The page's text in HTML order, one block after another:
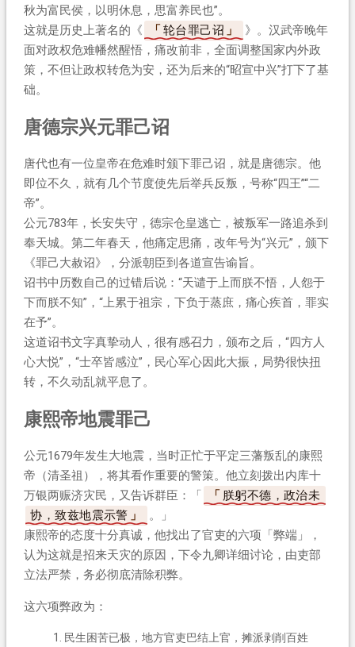
秋为富民侯，以明休息，思富养民也”。
这就是历史上著名的《
轮台罪己诏
》。汉武帝晚年
面对政权危难幡然醒悟，痛改前非，全面调整国家内外政
策，不但让政权转危为安，还为后来的“昭宣中兴”打下了基
础。
唐德宗兴元罪己诏
唐代也有一位皇帝在危难时颁下罪己诏，就是唐德宗。他
即位不久，就有几个节度使先后举兵反叛，号称“四王”“二
帝”。
公元783年，长安失守，德宗仓皇逃亡，被叛军一路追杀到
奉天城。第二年春天，他痛定思痛，改年号为“兴元”，颁下
《罪己大赦诏》，分派朝臣到各道宣告谕旨。
诏书中历数自己的过错后说：“天谴于上而朕不悟，人怨于
下而朕不知”，“上累于祖宗，下负于蒸庶，痛心疾首，罪实
在予”。
这道诏书文字真挚动人，很有感召力，颁布之后，“四方人
心大悦”，“士卒皆感泣”，民心军心因此大振，局势很快扭
转，不久动乱就平息了。
康熙帝地震罪己
公元1679年发生大地震，当时正忙于平定三藩叛乱的康熙
帝（清圣祖），将其看作重要的警策。他立刻拨出内库十
万银两赈济灾民，又告诉群臣：「
朕躬不德，政治未
协，致兹地震示警
。」
康熙帝的态度十分真诚，他找出了官吏的六项「弊端」，
认为这就是招来天灾的原因，下令九卿详细讨论，由吏部
立法严禁，务必彻底清除积弊。
这六项弊政为：
民生困苦已极，地方官吏巴结上官，摊派剥削百姓